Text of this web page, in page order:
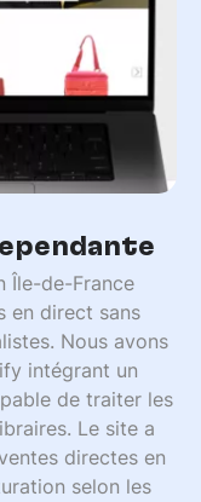
Île-de-France
en direct sans
Nous avons
intégrant un
de traiter les
Le site a
directes en
selon les